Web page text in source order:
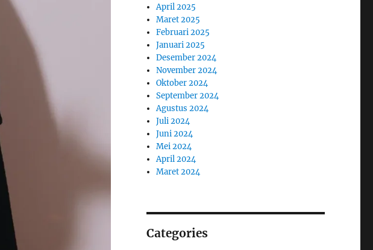
April 2025
Maret 2025
Februari 2025
Januari 2025
Desember 2024
November 2024
Oktober 2024
September 2024
Agustus 2024
Juli 2024
Juni 2024
Mei 2024
April 2024
Maret 2024
Categories